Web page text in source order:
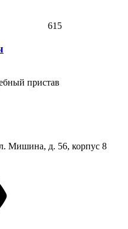
615
пристав
Мишина, д. 56, корпус 8